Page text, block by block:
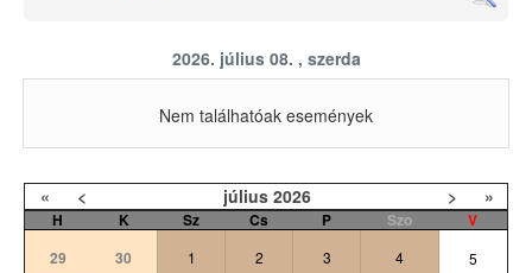
2026. július 08. , szerda
Nem találhatóak események
« < július 2026 > »
H K Sz Cs P Szo
V
29
30 1 2 3 4 5